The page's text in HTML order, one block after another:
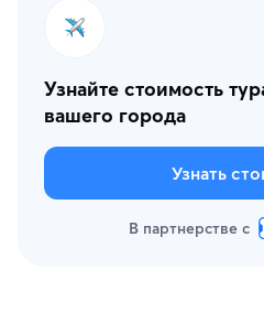
Узнайте стоимость
вашего города
Узнать
В партнерстве с